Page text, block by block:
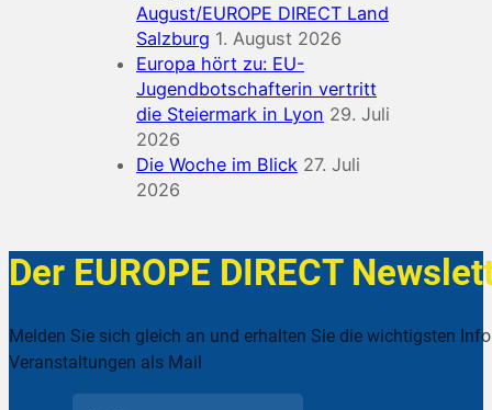
August/EUROPE DIRECT Land
Salzburg 1. August 2026
Europa hört zu: EU-
Jugendbotschafterin vertritt
die Steiermark in Lyon 29. Juli
2026
Die Woche im Blick 27. Juli
2026
Der EUROPE DIRECT
Melden Sie sich gleich an und erhalten Sie die wichtigsten
Veranstaltungen als Mail